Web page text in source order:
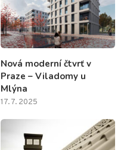
Nová moderní čtvrť v
Praze – Viladomy u
Mlýna
17. 7. 2025